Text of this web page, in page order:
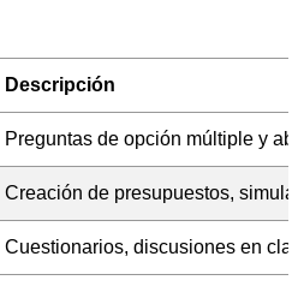
Descripción
Preguntas de opción múltiple y
Creación de presupuestos,
Cuestionarios, discusiones en